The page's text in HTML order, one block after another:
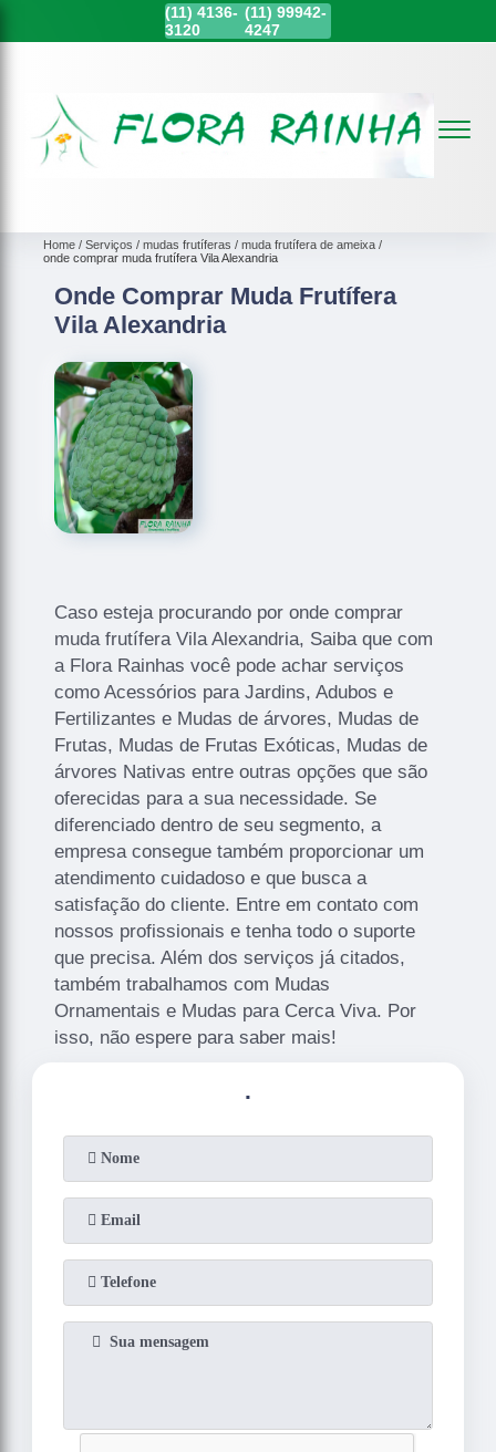
(11) 4136-
3120
(11)99942-
4247
Home Serviços mudas frutíferas
muda frutífera de ameixa
onde comprar muda frutífera Vila Alexandria
Onde Comprar Muda Frutífera
Vila Alexandria
Caso esteja procurando por onde comprar
muda frutífera Vila Alexandria, Saiba que com
a Flora Rainhas você pode achar serviços
como Acessórios para Jardins, Adubos e
Fertilizantes e Mudas de árvores, Mudas de
Frutas, Mudas de Frutas Exóticas, Mudas de
árvores Nativas entre outras opções que são
oferecidas para a sua necessidade. Se
diferenciado dentro de seu segmento, a
empresa consegue também proporcionar um
atendimento cuidadoso e que busca a
satisfação do cliente. Entre em contato com
nossos profissionais e tenha todo o suporte
que precisa. Além dos serviços já citados,
também trabalhamos com Mudas
Ornamentais e Mudas para Cerca Viva. Por
isso, não espere para saber mais!
.